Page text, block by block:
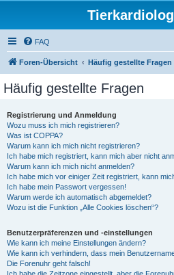
FAQ
Foren-Übersicht Häufig gestellte Fragen
Häufig gestellte Fragen
Registrierung und Anmeldung
Wozu muss ich mich registrieren?
Was ist COPPA?
Warum kann ich mich nicht registrieren?
Ich habe mich registriert, kann mich aber nicht
Warum kann ich mich nicht anmelden?
Ich habe mich vor einiger Zeit registriert, kann
Ich habe mein Passwort vergessen!
Warum werde ich automatisch abgemeldet?
Wozu ist die Funktion „Alle Cookies löschen“?
Benutzerpräferenzen und -einstellungen
Wie kann ich meine Einstellungen ändern?
Wie kann ich verhindern, dass mein
Die Forenuhr geht falsch!